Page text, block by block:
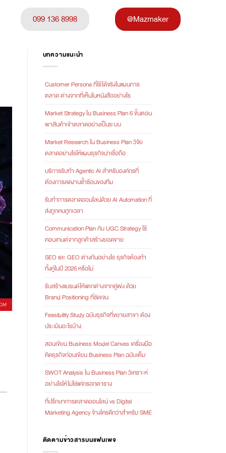
099 136 8998 @Mazmaker
บทความแนะนำ
Customer Persona ที่ใช้ได้จริงในแผนการ
ตลาด ต่างจากที่เห็นในหนังสืออย่างไร
Market Strategy ใน Business Plan 6 ขั้นตอน
พาสินค้าเข้าตลาดอย่างเป็นระบบ
Market Research ใน Business Plan วิจัย
ตลาดอย่างไรให้แผนธุรกิจน่าเชื่อถือ
บริการรับทำ Agentic AI สำหรับองค์กรที่
ต้องการลดงานซ้ำซ้อนของทีม
รับทำการตลาดออนไลน์ด้วย AI Automation ที่
ส่งถูกคนถูกเวลา
Communication Plan กับ UGC Strategy ใช้
คอนเทนต์จากลูกค้าสร้างยอดขาย
SEO และ GEO ต่างกันอย่างไร ธุรกิจต้องทำ
ทั้งคู่ในปี 2026 หรือไม่
รับสร้างแบรนด์ให้แตกต่างจากคู่แข่ง ด้วย
Brand Positioning ที่ชัดเจน
Feasibility Study ฉบับธุรกิจที่ขยายสาขา ต้อง
ประเมินอะไรบ้าง
สอนเขียน Business Model Canvas เครื่องมือ
คิดธุรกิจก่อนเขียน Business Plan ฉบับเต็ม
SWOT Analysis ใน Business Plan วิเคราะห์
อย่างไรให้ไม่ใช่แค่กรอกตาราง
ที่ปรึกษาการตลาดออนไลน์ vs Digital
Marketing Agency จ้างใครดีกว่าสำหรับ SME
ติดตามข่าวสารบนแฟนเพจ